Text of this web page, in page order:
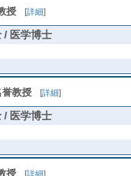
授 [詳細]
/ 医学博士
誉教授 [詳細]
/ 医学博士
授 [詳細]